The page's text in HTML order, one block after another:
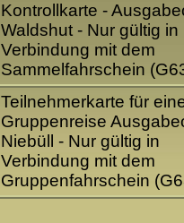
Kontrollkarte -
Waldshut - Nur gültig in
Verbindung mit dem
Sammelfahrschein
Teilnehmerkarte für
Gruppenreise
Niebüll - Nur gültig in
Verbindung mit dem
Gruppenfahrschein